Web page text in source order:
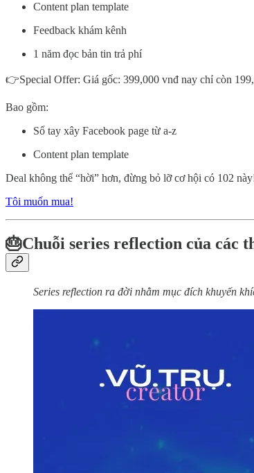
Content plan template
Feedback khám kênh
1 năm đọc bản tin trả phí
👉Special Offer: Giá gốc: 399,000 vnđ nay chỉ còn
Bao gồm:
Sổ tay xây Facebook page từ a-z
Content plan template
Deal không thể “hời” hơn, đừng bỏ lỡ cơ hội có 102
Tôi muốn mua!
🎂Chuỗi series reflection của các
Series reflection ra đời nhằm mục đích khuyến